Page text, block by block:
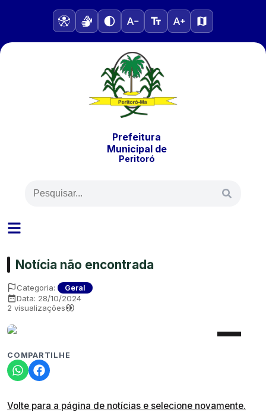
Prefeitura
Municipalde
Peritoró
Notícia não encontrada
Categoria: Geral
Data: 28/10/2024
2 visualizações
COMPARTILHE
Volte para a página de notícias e selecione novamente.